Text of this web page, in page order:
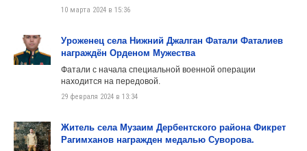
10 марта 2024 в 15:36
Уроженец села Нижний Джалган Фатали Фаталиев
награждён Орденом Мужества
Фатали с начала специальной военной операции
находится на передовой.
29 февраля 2024 в 13:34
Житель села Музаим Дербентского района Фикрет
Рагимханов награжден медалью Суворова.